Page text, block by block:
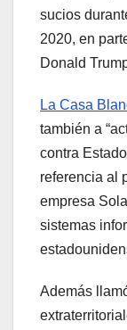
sucios
2020, en
Donald
La Casa
también a
contra
referencia al
empresa
sistemas
Además